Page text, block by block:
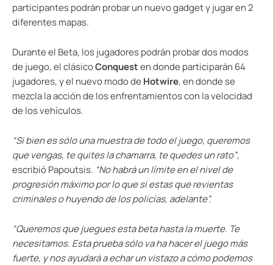
participantes podrán probar un nuevo gadget y jugar en 2
diferentes mapas.
Durante el Beta, los jugadores podrán probar dos modos
de juego, el clásicoConquesten donde participarán 64
jugadores, y el nuevo modo de Hotwire, en donde se
mezcla la acción de los enfrentamientos con la velocidad
de los vehículos.
“Si bien es sólo una muestra de todo el juego, queremos
que vengas, te quites la chamarra, te quedes un rato”,
escribió Papoutsis. “No habrá un límite en el nivel de
progresión máximo por lo que si estas que revientas
criminales o huyendo de los policías, adelante”.
“Queremos que juegues esta beta hasta la muerte. Te
necesitamos. Esta prueba sólo va ha hacer el juego más
fuerte, y nos ayudará a echar un vistazo a cómo podemos